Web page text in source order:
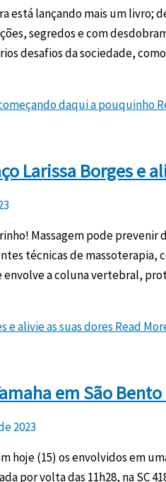
está lançando mais um livro;
segredos e com
desafios da sociedade,
daqui a pouquinho
Larissa Borges e
Massagem pode prevenir
técnicas de
a coluna vertebral,
e alivie as suas dores Read
em São
2023
hoje (15) os envolvidos em
por volta das 11h28, na SC